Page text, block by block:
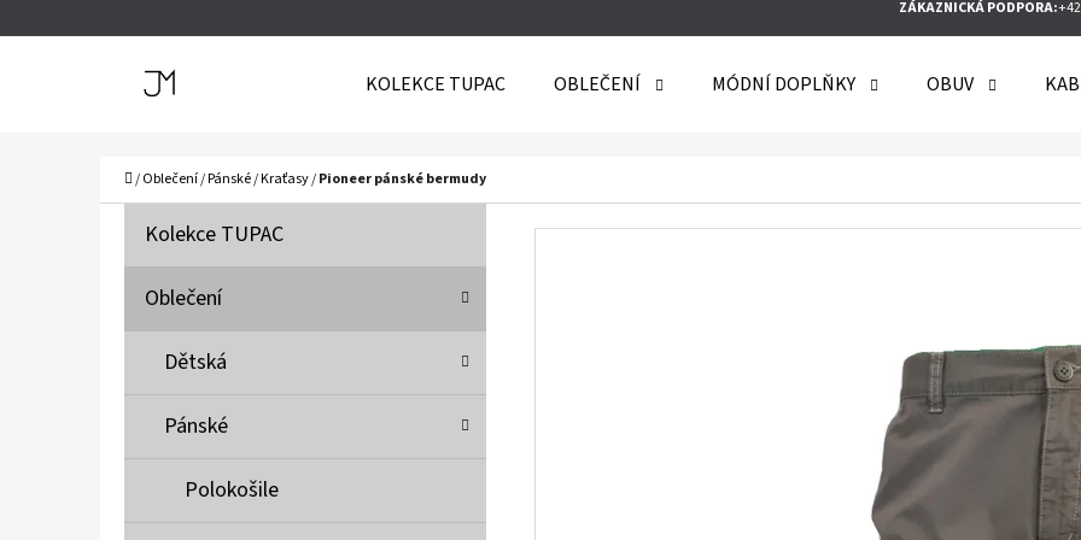
ZÁKAZNICKÁ PODPORA:
KOLEKCE TUPAC OBLEČENÍ MÓDNÍ DOPLŇKY OBUV
Domů
/Oblečení/Pánské/Kraťasy/Pioneer pánské bermudy
Přeskočit
K Kolekce TUPAC
Oblečení
Dětská
Pánské
Polokošile